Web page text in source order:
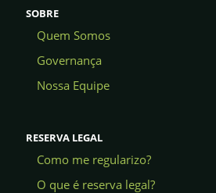
SOBRE
Quem Somos
Governança
Nossa Equipe
RESERVA LEGAL
Como me regularizo?
O que é reserva legal?